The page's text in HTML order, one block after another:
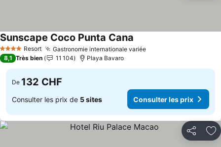
4 Étoiles Resort Gastronomie internationale variéeConsulter les prix
Sunscape Coco Punta Cana
8,1 Très bien 11 104 Playa Bavaro
De 132 CHF
Consulter les prix de 5 sites Consulter les prix
Partager